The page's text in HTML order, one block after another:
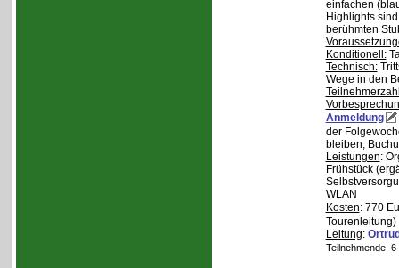
einfachen
Highlights
berühmten
Konditionell:
Technisch:
Wege in den
Anmeldung
der
bleiben;
Leistungen:
Frühstück
WLAN
Kosten: 770
Tourenleitung)
Leitung:
Teilnehmende: